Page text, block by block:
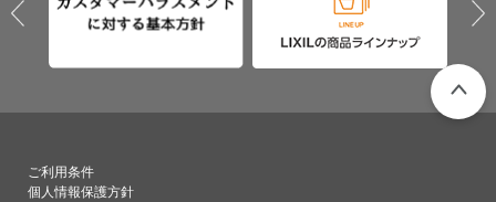
ご利用条件
個人情報保護方針